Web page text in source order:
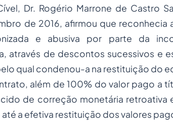
Dr. Rogério Marrone de Castro
de 2016, afirmou que reconhecia
e abusiva por parte da
através de descontos sucessivos e
qual condenou-a na restituição do
além de 100% do valor pago a
de correção monetária retroativa
até a efetiva restituição dos valores